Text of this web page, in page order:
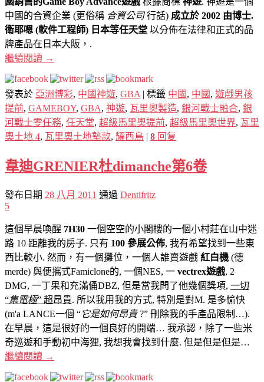
中國的合資企業 (更俗稱 合資公司行話) 成立於 2002 由博士.
衛耶嗯 (軟件工程師) 日本等任天堂 以分佈在法律和正式的品
牌產品在日本大阪，.
繼續閱讀 →
發表於 亞洲博彩, 中國神遊, GBA | 標籤 中國 , 中國 , 遊戲男孩
提前, GAMEBOY, GBA, 神遊, 瓦里奧製造, 銀河戰士融合, 銀
河戰士零任務, 任天堂, 超級馬里奧提前, 超級馬里奧世界, 瓦里
奧土地 4, 瓦里奧土地墊款, 耀西島 | 8 回复
韋迪GRENIER杜dimanche第6卷
發布日期 28 八月 2011 通過 Dentifritz
5
這個早晨喚醒 7H30 一個空空的小閣樓的一個小村莊在山中迷
路 10 距離我的房子. 只有 100 參展公佈, 我有希望找到一些東
西比較小. 然而，有一個攤位，一個人誰賣遊戲 紅白機 (德
merde) 與便攜式Famiclone的, 一個NES, 一 vectrex遊戲, 2
DMG, 一丁果和充滿俑DBZ, 但是當我問了他幾個獎項, 一切
“集電極” 超昂貴. 所以我用我的方式, 特別是對M. 是多愉快
(m'a LANCE一個 “它是如何昂貴?” 刪除我的手產品限制…).
在早晨，這是很好的一個良好的開端… 我承認，除了一些米
奇巡遊和手動初中海狸, 我想我會找到什麼. 但是但是但是…
繼續閱讀 →